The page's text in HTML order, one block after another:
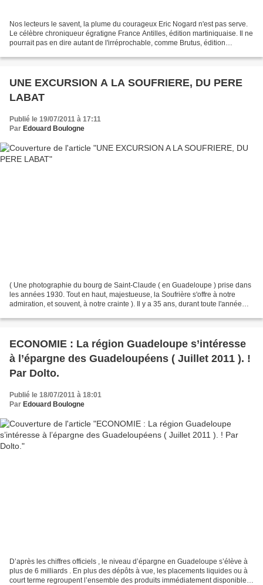
Nos lecteurs le savent, la plume du courageux Eric Nogard n'est pas serve.
Le célèbre chroniqueur égratigne France Antilles, édition martiniquaise. Il ne
pourrait pas en dire autant de l'irréprochable, comme Brutus, édition
UNE EXCURSION A LA SOUFRIERE, DU PERE
LABAT
Publié le 19/07/2011 à 17:11
Par Edouard Boulogne
( Une photographie du bourg de Saint-Claude ( en Guadeloupe ) prise dans
les années 1930. Tout en haut, majestueuse, la Soufrière s'offre à notre
admiration, et souvent, à notre crainte ). Il y a 35 ans, durant toute l'année
ECONOMIE : La région Guadeloupe s’intéresse
à l’épargne des Guadeloupéens ( Juillet 2011 ). !
Par Dolto.
Publié le 18/07/2011 à 18:01
Par Edouard Boulogne
D’après les chiffres officiels , le niveau d’épargne en Guadeloupe s’élève à
plus de 6 milliards . En plus des dépôts à vue, les placements liquides ou à
court terme regroupent l’ensemble des produits immédiatement disponibles